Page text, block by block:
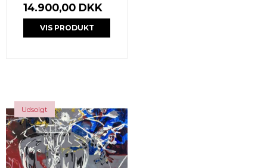
14.900,00 DKK
VIS PRODUKT
Udsolgt